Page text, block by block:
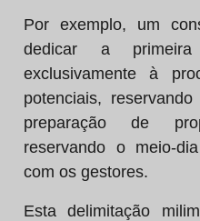
Por exemplo, um
dedicar a
exclusivamente à
potenciais,
preparação de
reservando o meio-
com os gestores.
Esta delimitação